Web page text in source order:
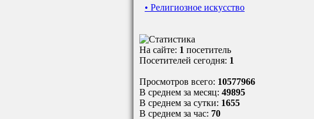
• Религиозное искусство
На сайте: 1 посетитель
Посетителей сегодня: 1
Просмотров всего: 10577966
В среднем за месяц: 49895
В среднем за сутки: 1655
В среднем за час: 70